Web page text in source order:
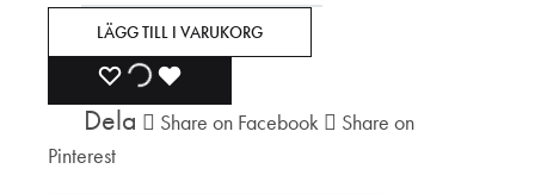
LÄGG TILL I VARUKORG
LÄGG
TILL
LÄGGER
TILL TILL
Dela Share on Facebook
Share on
Pinterest